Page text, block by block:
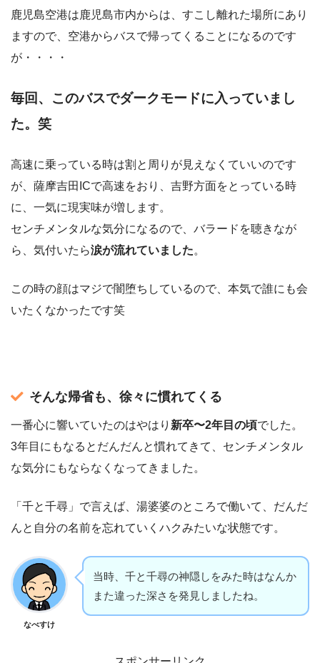
鹿児島空港は鹿児島市内からは、すこし離れた場所にあり
ますので、空港からバスで帰ってくることになるのです
が・・・・
毎回、このバスでダークモードに入っていまし
た。笑
高速に乗っている時は割と周りが見えなくていいのです
が、薩摩吉田ICで高速をおり、吉野方面をとっている時
に、一気に現実味が増します。
センチメンタルな気分になるので、バラードを聴きなが
ら、気付いたら涙が流れていました。
この時の顔はマジで闇堕ちしているので、本気で誰にも会
いたくなかったです笑
そんな帰省も、徐々に慣れてくる
一番心に響いていたのはやはり 新卒〜2年目の頃でした。
3年目にもなるとだんだんと慣れてきて、センチメンタル
な気分にもならなくなってきました。
「千と千尋」で言えば、湯婆婆のところで働いて、だんだ
んと自分の名前を忘れていくハクみたいな状態です。
なべすけ
当時、千と千尋の神隠しをみた時はなんか
また違った深さを発見しましたね。